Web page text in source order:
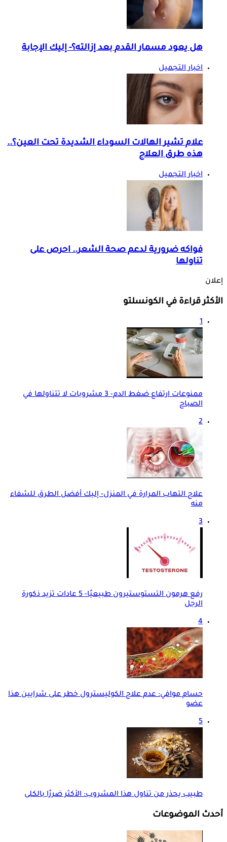
هل يعود مسمار القدم بعد إزالته؟- إليك الإجابة
اخبار التجميل
علام تشير الهالات السوداء الشديدة تحت العين؟..
هذه طرق العلاج
اخبار التجميل
فواكه ضرورية لدعم صحة الشعر.. احرص على
تناولها
إعلان
الأكثر قراءة في الكونسلتو
1
ممنوعات ارتفاع ضغط الدم- 3 مشروبات لا تتناولها في
الصباح
2
علاج التهاب المرارة في المنزل- إليك أفضل الطرق للشفاء
منه
3
رفع هرمون التستوستيرون طبيعيًا- 5 عادات تزيد ذكورة
الرجل
4
حسام موافي: عدم علاج الكوليسترول خطر على شرايين هذا
عضو
5
طبيب يحذر من تناول هذا المشروب: الأكثر ضررًا بالكلى
أحدث الموضوعات